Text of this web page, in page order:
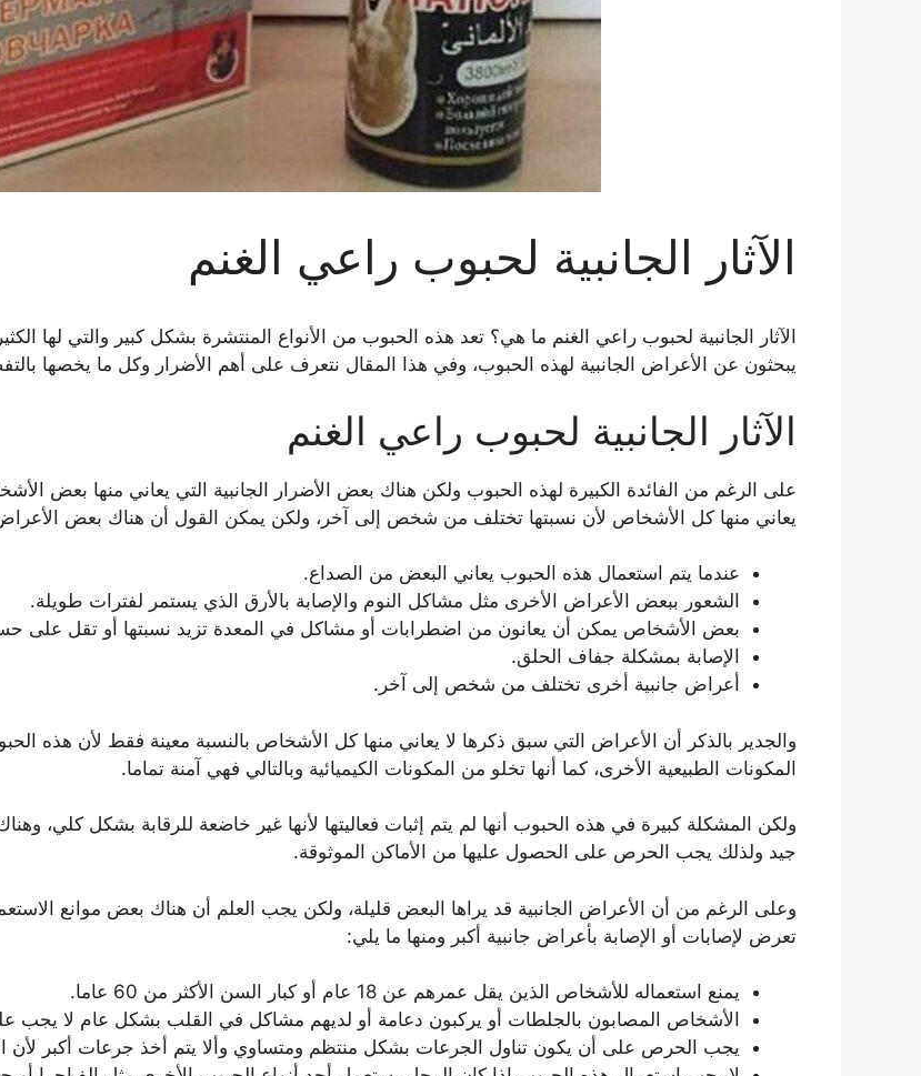
الآثار الجانبية لحبوب راعي الغنم
الآثار الجانبية لحبوب راعي الغنم ما هي؟ تعد هذه الحبوب من الأنواع المنتشرة بشكل كبير والتي لها
يبحثون عن الأعراض الجانبية لهذه الحبوب، وفي هذا المقال نتعرف على أهم الأضرار وكل ما يخصها
الآثار الجانبية لحبوب راعي الغنم
على الرغم من الفائدة الكبيرة لهذه الحبوب ولكن هناك بعض الأضرار الجانبية التي يعاني منها بعض
يعاني منها كل الأشخاص لأن نسبتها تختلف من شخص إلى آخر، ولكن يمكن القول أن هناك بعض الأعراض
عندما يتم استعمال هذه الحبوب يعاني البعض من الصداع.
الشعور ببعض الأعراض الأخرى مثل مشاكل النوم والإصابة بالأرق الذي يستمر لفترات طويلة.
بعض الأشخاص يمكن أن يعانون من اضطرابات أو مشاكل في المعدة تزيد نسبتها أو تقل على
الإصابة بمشكلة جفاف الحلق.
أعراض جانبية أخرى تختلف من شخص إلى آخر.
والجدير بالذكر أن الأعراض التي سبق ذكرها لا يعاني منها كل الأشخاص بالنسبة معينة فقط لأن هذه
المكونات الطبيعية الأخرى، كما أنها تخلو من المكونات الكيميائية وبالتالي فهي آمنة تماما.
ولكن المشكلة كبيرة في هذه الحبوب أنها لم يتم إثبات فعاليتها لأنها غير خاضعة للرقابة بشكل كلي،
جيد ولذلك يجب الحرص على الحصول عليها من الأماكن الموثوقة.
وعلى الرغم من أن الأعراض الجانبية قد يراها البعض قليلة، ولكن يجب العلم أن هناك بعض موانع
تعرض لإصابات أو الإصابة بأعراض جانبية أكبر ومنها ما يلي:
يمنع استعماله للأشخاص الذين يقل عمرهم عن 18 عام أو كبار السن الأكثر من 60 عاما.
الأشخاص المصابون بالجلطات أو يركبون دعامة أو لديهم مشاكل في القلب بشكل عام لا يجب
يجب الحرص على أن يكون تناول الجرعات بشكل منتظم ومتساوي وألا يتم أخذ جرعات أكبر لأن